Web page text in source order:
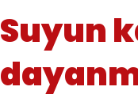
Suyun